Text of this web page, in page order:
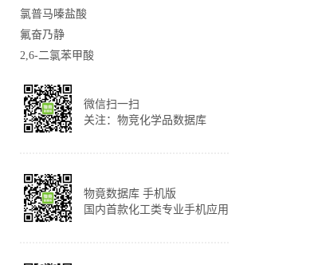
氯普马嗪盐酸
氟奋乃静
2,6-二氯苯甲酸
微信扫一扫
关注：物竞化学品数据库
物竟数据库 手机版
国内首款化工类专业手机应用